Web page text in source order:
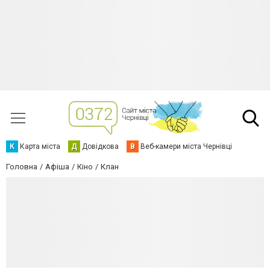
К Карта міста Д Довідкова В Веб-камери міста Чернівці
Головна Афіша Кіно Клан